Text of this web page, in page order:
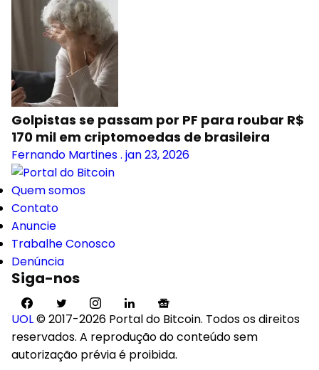
Golpistas se passam por PF para roubar R$
170 mil em criptomoedas de brasileira
Fernando Martines. jan 23, 2026
Quem somos
Contato
Anuncie
Trabalhe Conosco
Denúncia
Siga-nos
UOL© 2017-2026 Portal do Bitcoin. Todos os direitos
reservados. A reprodução do conteúdo sem
autorização prévia é proibida.